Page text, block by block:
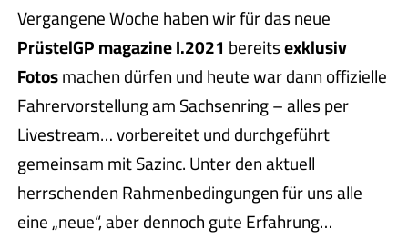
Vergangene Woche haben wir für das neue
PrüstelGP magazine I.2021 bereitsexklusiv
Fotosmachen dürfen und heute war dann offizielle
Fahrervorstellung am Sachsenring – alles per
Livestream… vorbereitet und durchgeführt
gemeinsam mit Sazinc. Unter den aktuell
herrschenden Rahmenbedingungen für uns alle
eine „neue“, aber dennoch gute Erfahrung…